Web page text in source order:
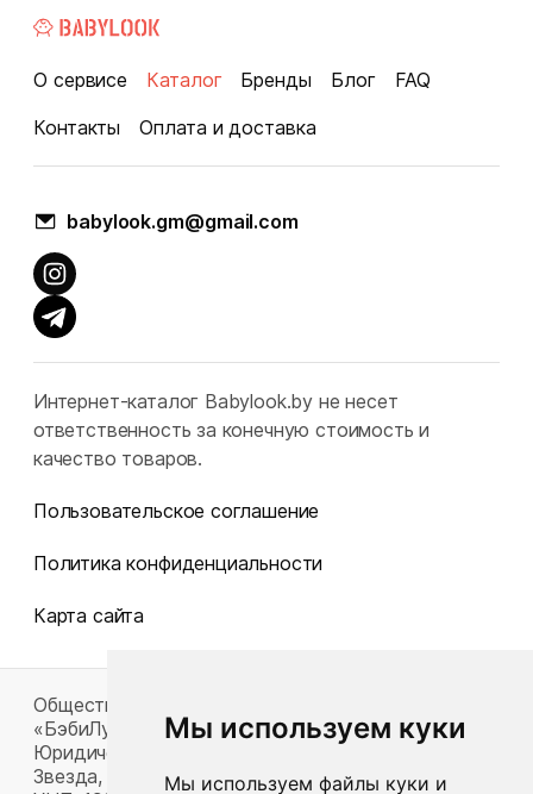
Мы используем куки
Мы используем файлы куки и
О сервисе Каталог Бренды Блог
FAQ
Контакты
Оплата и доставка
babylook.gm@gmail.com
Интернет-каталог Babylook.by не несет
ответственность за конечную стоимость и
качество товаров.
Пользовательское соглашение
Политика конфиденциальности
Карта сайта
Общество с ограниченной ответственностью
«БэбиЛук»
Юридический адрес: 220117, г. Минск, пр-т Газеты
Звезда, д. 16, пом. 52